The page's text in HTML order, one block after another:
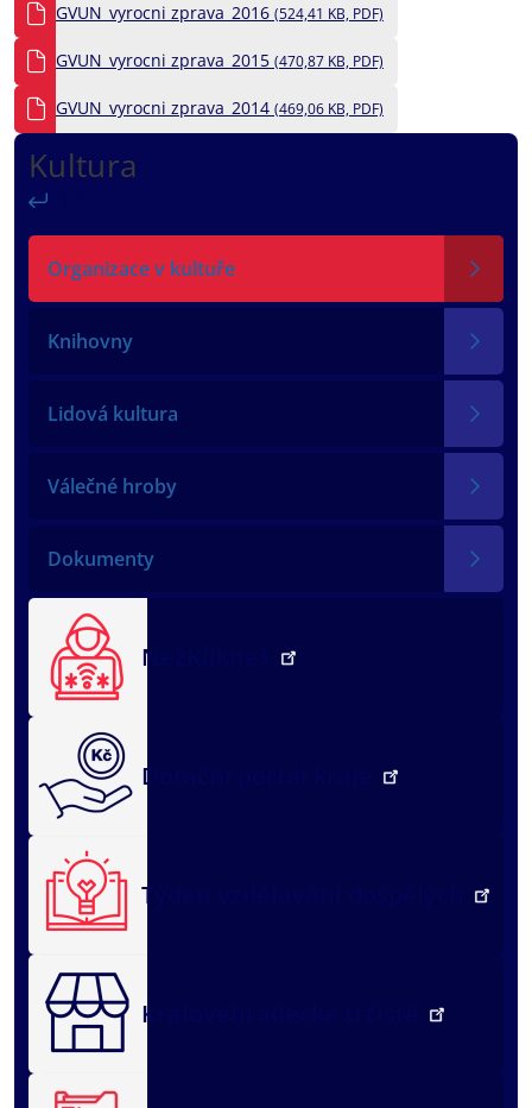
Kultura
Organizace v kultuře
Knihovny
Lidová kultura
Válečné hroby
Dokumenty
NežKlikneš
Dotační portál kraje
Týden vzdělávání dospělých
Královéhradecké tržiště
GVUN_vyrocni zprava_2016 (524,41 KB, PDF)
GVUN_vyrocni zprava_2015 (470,87 KB, PDF)
GVUN_vyrocni zprava_2014 (469,06 KB, PDF)